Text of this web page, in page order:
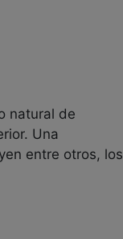
natural de
Una
entre otros, los